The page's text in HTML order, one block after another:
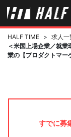
HALF TIME > 求人一
＜米国上場企業／就
業の【プロダクトマー
すでに募